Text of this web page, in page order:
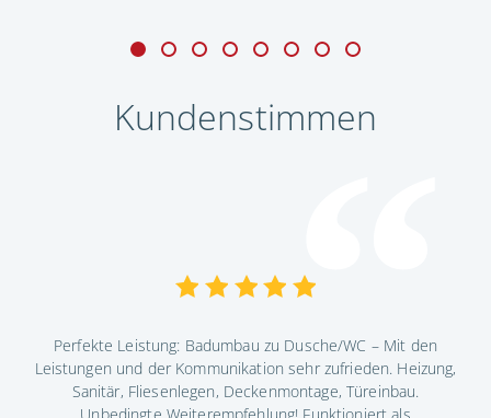
Kundenstimmen
Perfekte Leistung: Badumbau zu Dusche/WC – Mit den
Leistungen und der Kommunikation sehr zufrieden. Heizung,
Sanitär, Fliesenlegen, Deckenmontage, Türeinbau.
Unbedingte Weiterempfehlung! Funktioniert als